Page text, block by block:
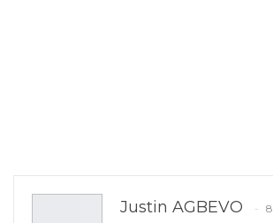
Justin AGBEVO